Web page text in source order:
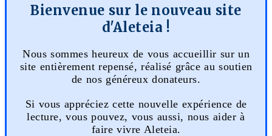
Bienvenue sur le nouveau site
d'Aleteia !
Nous sommes heureux de vous accueillir sur un
site entièrement repensé, réalisé grâce au soutien
de nos généreux donateurs.
Si vous appréciez cette nouvelle expérience de
lecture, vous pouvez, vous aussi, nous aider à
faire vivre Aleteia.